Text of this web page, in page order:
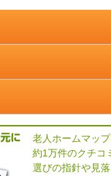
老人ホームマッ
約1万件のクチコ
選びの指針や見